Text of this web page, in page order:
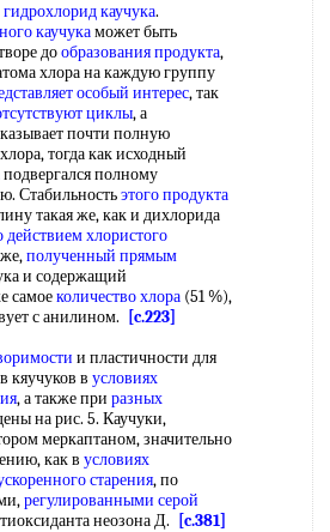
гидрохлорид каучука.
каучукаможет быть
дообразования продукта,
хлора на каждую группу
особый интерес, так
циклы, а
почти полную
тогда как исходный
подвергался полному
Стабильностьэтого продукта
такая же, как и дихлорида
действием хлористого
полученный прямым
и содержащий
самоеколичество хлора (51 %),
с анилином.
[c.223]
и пластичности для
кяучуков в условиях
, а также при разных
на рис. 5. Каучуки,
меркаптаном, значительно
как в условиях
старения, по
регулированными серой
неозона Д.
[c.381]